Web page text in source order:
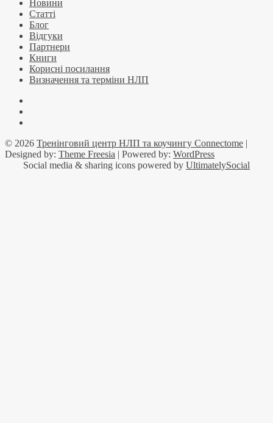
Новини
Статті
Блог
Відгуки
Партнери
Книги
Корисні посилання
Визначення та терміни НЛП
© 2026 Тренінговий центр НЛП та коучингу Connectome |
Designed by: Theme Freesia | Powered by: WordPress
Social media & sharing icons powered by UltimatelySocial